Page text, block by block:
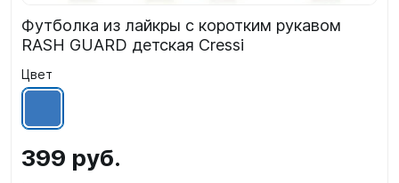
Футболка из лайкры с коротким рукавом
RASH GUARD детская Cressi
Цвет
399 руб.